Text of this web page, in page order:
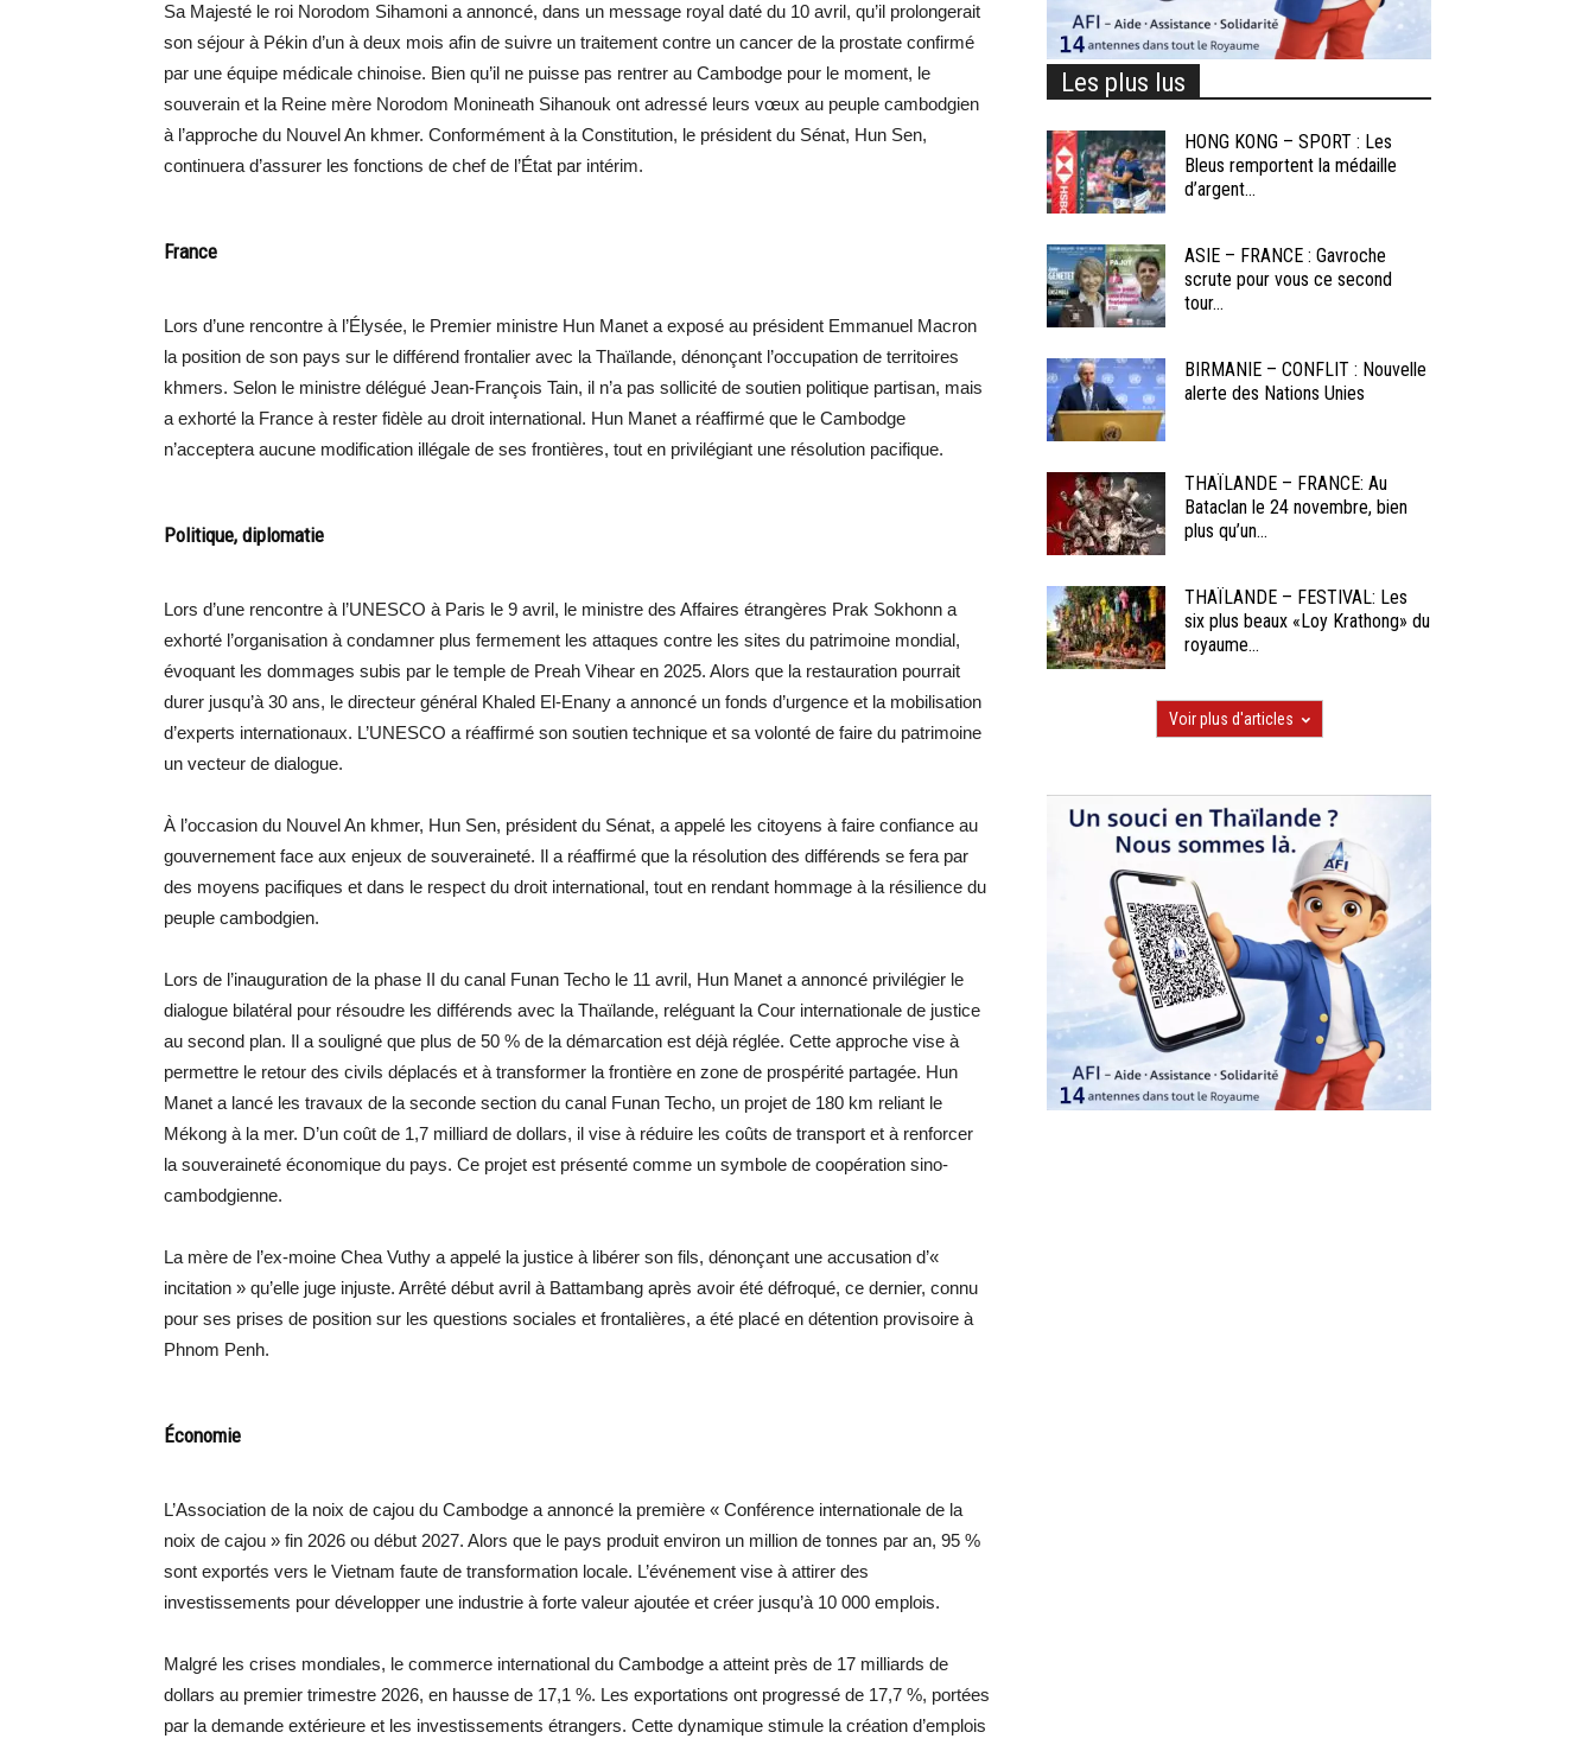
Sa Majesté le roi Norodom Sihamoni a annoncé, dans un message royal daté du 10 avril, qu’il prolongerait
son séjour à Pékin d’un à deux mois afin de suivre un traitement contre un cancer de la prostate confirmé
par une équipe médicale chinoise. Bien qu’il ne puisse pas rentrer au Cambodge pour le moment, le
souverain et la Reine mère Norodom Monineath Sihanouk ont adressé leurs vœux au peuple cambodgien
à l’approche du Nouvel An khmer. Conformément à la Constitution, le président du Sénat, Hun Sen,
continuera d’assurer les fonctions de chef de l’État par intérim.
France
Lors d’une rencontre à l’Élysée, le Premier ministre Hun Manet a exposé au président Emmanuel Macron
la position de son pays sur le différend frontalier avec la Thaïlande, dénonçant l’occupation de territoires
khmers. Selon le ministre délégué Jean-François Tain, il n’a pas sollicité de soutien politique partisan, mais
a exhorté la France à rester fidèle au droit international. Hun Manet a réaffirmé que le Cambodge
n’acceptera aucune modification illégale de ses frontières, tout en privilégiant une résolution pacifique.
Politique, diplomatie
Lors d’une rencontre à l’UNESCO à Paris le 9 avril, le ministre des Affaires étrangères Prak Sokhonn a
exhorté l’organisation à condamner plus fermement les attaques contre les sites du patrimoine mondial,
évoquant les dommages subis par le temple de Preah Vihear en 2025. Alors que la restauration pourrait
durer jusqu’à 30 ans, le directeur général Khaled El-Enany a annoncé un fonds d’urgence et la mobilisation
d’experts internationaux. L’UNESCO a réaffirmé son soutien technique et sa volonté de faire du patrimoine
un vecteur de dialogue.
À l’occasion du Nouvel An khmer, Hun Sen, président du Sénat, a appelé les citoyens à faire confiance au
gouvernement face aux enjeux de souveraineté. Il a réaffirmé que la résolution des différends se fera par
des moyens pacifiques et dans le respect du droit international, tout en rendant hommage à la résilience du
peuple cambodgien.
Lors de l’inauguration de la phase II du canal Funan Techo le 11 avril, Hun Manet a annoncé privilégier le
dialogue bilatéral pour résoudre les différends avec la Thaïlande, reléguant la Cour internationale de justice
au second plan. Il a souligné que plus de 50 % de la démarcation est déjà réglée. Cette approche vise à
permettre le retour des civils déplacés et à transformer la frontière en zone de prospérité partagée. Hun
Manet a lancé les travaux de la seconde section du canal Funan Techo, un projet de 180 km reliant le
Mékong à la mer. D’un coût de 1,7 milliard de dollars, il vise à réduire les coûts de transport et à renforcer
la souveraineté économique du pays. Ce projet est présenté comme un symbole de coopération sino-
cambodgienne.
La mère de l’ex-moine Chea Vuthy a appelé la justice à libérer son fils, dénonçant une accusation d’«
incitation » qu’elle juge injuste. Arrêté début avril à Battambang après avoir été défroqué, ce dernier, connu
pour ses prises de position sur les questions sociales et frontalières, a été placé en détention provisoire à
Phnom Penh.
Économie
L’Association de la noix de cajou du Cambodge a annoncé la première « Conférence internationale de la
noix de cajou » fin 2026 ou début 2027. Alors que le pays produit environ un million de tonnes par an, 95 %
sont exportés vers le Vietnam faute de transformation locale. L’événement vise à attirer des
investissements pour développer une industrie à forte valeur ajoutée et créer jusqu’à 10 000 emplois.
Malgré les crises mondiales, le commerce international du Cambodge a atteint près de 17 milliards de
dollars au premier trimestre 2026, en hausse de 17,1 %. Les exportations ont progressé de 17,7 %, portées
par la demande extérieure et les investissements étrangers. Cette dynamique stimule la création d’emplois
Les plus lus
HONG KONG – SPORT : Les
Bleus remportent la médaille
d’argent...
ASIE – FRANCE : Gavroche
scrute pour vous ce second
tour...
BIRMANIE – CONFLIT : Nouvelle
alerte des Nations Unies
THAÏLANDE – FRANCE: Au
Bataclan le 24 novembre, bien
plus qu’un...
THAÏLANDE – FESTIVAL: Les
six plus beaux «Loy Krathong» du
royaume...
Voir plus d'articles